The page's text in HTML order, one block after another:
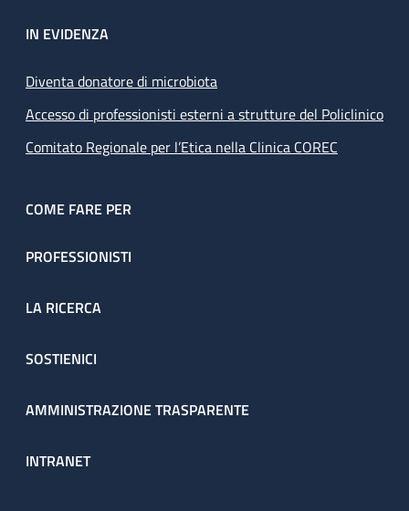
IN EVIDENZA
Diventa donatore di microbiota
Accesso di professionisti esterni a strutture del Policlinico
Comitato Regionale per l’Etica nella Clinica COREC
COME FARE PER
PROFESSIONISTI
LA RICERCA
SOSTIENICI
AMMINISTRAZIONE TRASPARENTE
INTRANET